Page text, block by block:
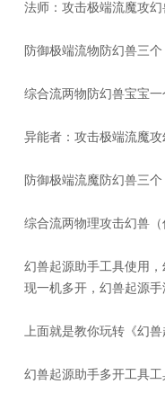
法师：攻击极端流魔攻幻
防御极端流物防幻兽三个
综合流两物防幻兽宝宝
异能者：攻击极端流魔攻
防御极端流魔防幻兽三个
综合流两物理攻击幻兽
幻兽起源助手工具使用，
现一机多开， 幻兽起源手
上面就是教你玩转《幻
幻兽起源助手多开工具工